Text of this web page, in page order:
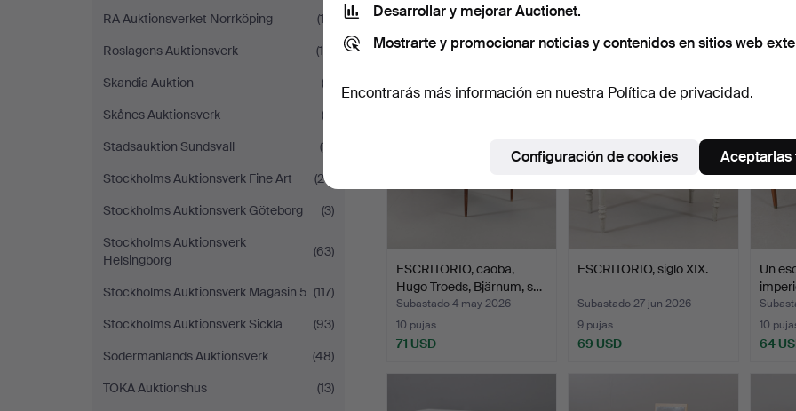
RA Auktionsverket Norrköping
(12)
Roslagens Auktionsverk
(15)
Skandia Auktion
(2)
Skånes Auktionsverk
(3)
Stadsauktion Sundsvall
(11)
Stockholms Auktionsverk Fine Art
(23)
Stockholms Auktionsverk Göteborg
(3)
Stockholms Auktionsverk
Helsingborg
(63)
Stockholms Auktionsverk Magasin 5 (117)
Stockholms Auktionsverk Sickla
(93)
Södermanlands Auktionsverk
(48)
TOKA Auktionshus
(13)
Subastado 18 abr 2025
100 USD 85 USD 74
ESCRITORIO, caoba,
Hugo Troeds, Bjärnum, s…
Subastado 4 may 2026
10 pujas
71 USD
ESCRITORIO, siglo XIX.
Subastado 27 jun 2026
9 pujas
69 USD
Un
10
64
Desarrollar y mejorar Auctionet.
Mostrarte y promocionar noticias y contenidos en sitios web
Encontrarás más información en nuestra Política de privacidad.
Configuración de cookies Aceptarlas